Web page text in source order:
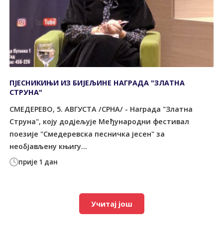
прије 1 дан
ПЈЕСНИКИЊИ ИЗ БИЈЕЉИНЕ НАГРАДА "ЗЛАТНА
СТРУНА"
СМЕДЕРЕВО, 5. АВГУСТА /СРНА/ - Награда "Златна
Струна", коју додјељује Међународни фестивал
поезије "Смедеревска песничка јесен" за
необјављену књигу...
Учитај још